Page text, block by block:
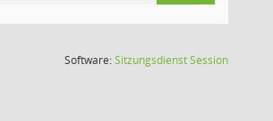
Software:SitzungsdienstSession(Wird in